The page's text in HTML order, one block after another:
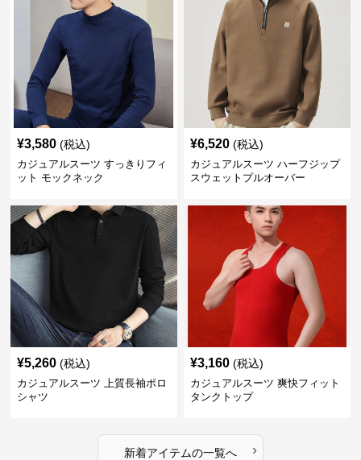
¥3,580 (税込)
カジュアルスーツ すっきりフィ
ット モックネック
¥6,520 (税込)
カジュアルスーツ ハーフジップ
スウェットプルオーバー
¥5,260 (税込)
カジュアルスーツ 上質長袖ポロ
シャツ
¥3,160 (税込)
カジュアルスーツ 爽快フィット
タンクトップ
新着アイテムの一覧へ ›